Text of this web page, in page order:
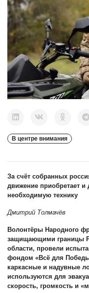
В центре внимания
За счёт собранных
движение приобретает и
необходимую технику
Дмитрий Толмачёв
Волонтёры Народного
защищающими границы
области, провели
фондом «Всё для
каркасные и надувные
используются для
скорость, громкость и